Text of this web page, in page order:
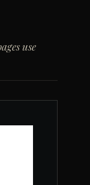
use